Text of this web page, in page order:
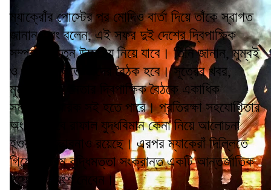
ম্যাক্রোঁর পোস্টের পর মোদিও বার্তা দিয়ে তাঁকে স্বাগত
জানান এবং বলেন, এই সফর দুই দেশের দ্বিপাক্ষিক
সম্পর্ককে নতুন উচ্চতায় নিয়ে যাবে। তিনি জানান, মুম্বই
ও পরে দিল্লিতে তাঁদের বৈঠক হবে। সূত্রের খবর,
মুম্বইয়ে দুই নেতার দ্বিপাক্ষিক বৈঠকে একাধিক
সমঝোতা স্মারক সই হতে পারে। প্রতিরক্ষা সহযোগিতার
অংশ হিসেবে রাফাল যুদ্ধবিমান কেনা নিয়ে আলোচনা
হওয়ার সম্ভাবনাও রয়েছে। এরপর ম্যাক্রোঁ দিল্লিতে
গিয়ে কৃত্রিম বুদ্ধিমত্তা সংক্রান্ত একটি আন্তর্জাতিক
সম্মেলনে অংশ নেবেন।